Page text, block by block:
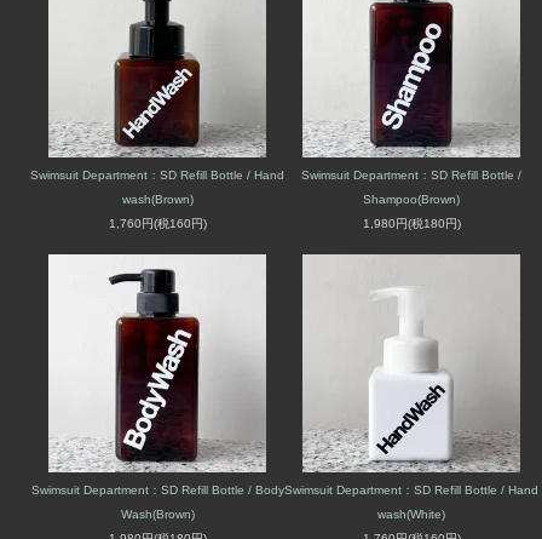
Swimsuit Department：SD Refill Bottle / Hand
wash(Brown)
1,760円(税160円)
Swimsuit Department：SD Refill Bottle /
Shampoo(Brown)
1,980円(税180円)
Swimsuit Department：SD Refill Bottle / Body
Wash(Brown)
Swimsuit Department：SD Refill Bottle / Hand
wash(White)